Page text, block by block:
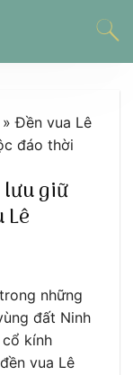
»Đền vua Lê
đáo thời
lưu giữ
Lê
những
đất Ninh
kính
vua Lê